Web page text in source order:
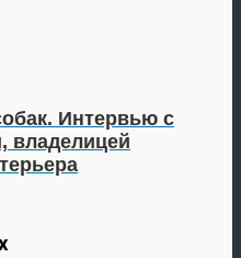
Интервью с
владелицей